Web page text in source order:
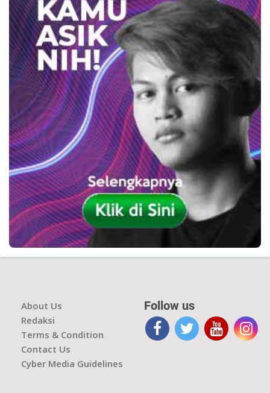
About Us
Redaksi
Terms & Condition
Contact Us
Cyber Media Guidelines
Follow us